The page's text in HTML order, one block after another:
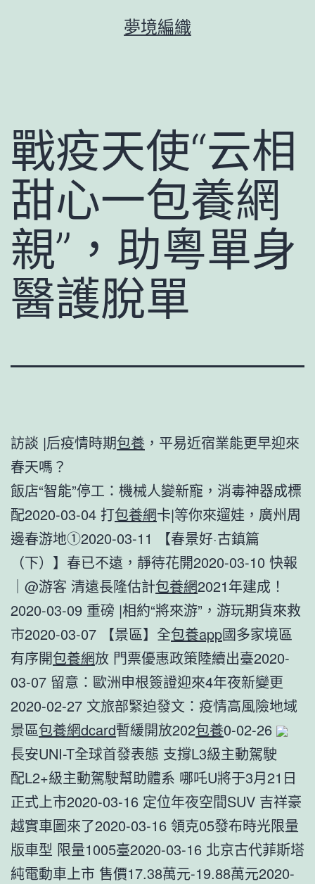
夢境編織
戰疫天使“云相
甜心一包養網
親”，助粵單身
醫護脫單
訪談 |后疫情時期包養 ，平易近宿業能更早迎來
春天嗎？
飯店“智能”停工：機械人變新寵，消毒神器成標
配2020-03-04 打包養網卡|等你來遛娃，廣州周
邊春游地①2020-03-11 【春景好·古鎮篇
（下）】春已不遠，靜待花開2020-03-10 快報
｜@游客 清遠長隆估計包養網2021年建成！
2020-03-09 重磅 |相約“將來游”，游玩期貨來救
市2020-03-07 【景區】全包養app國多家境區
有序開包養網放 門票優惠政策陸續出臺2020-
03-07 留意：歐洲申根簽證迎來4年夜新變更
2020-02-27 文旅部緊迫發文：疫情高風險地域
景區包養網dcard暫緩開放202包養0-02-26
​長安UNI-T全球首發表態 支撐L3級主動駕駛
​配L2+級主動駕駛幫助體系 哪吒U將于3月21日
正式上市2020-03-16 定位年夜空間SUV 吉祥豪
越實車圖來了2020-03-16 領克05發布時光限量
版車型 限量1005臺2020-03-16 北京古代菲斯塔
純電動車上市 售價17.38萬元-19.88萬元2020-